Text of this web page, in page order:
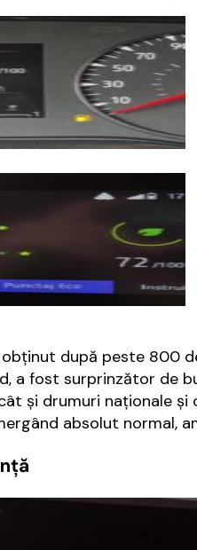
după peste 800
a fost surprinzător de
și drumuri naționale și
absolut normal,